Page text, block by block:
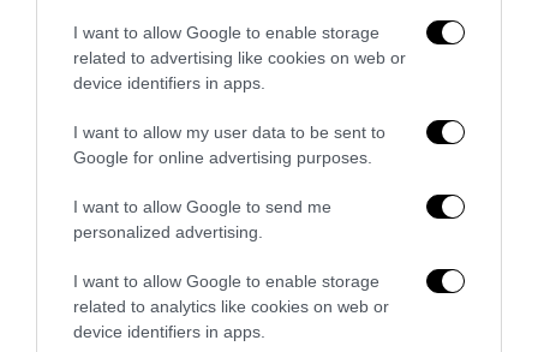
I want to allow Google to enable storage
related to advertising like cookies on web or
device identifiers in apps.
I want to allow my user data to be sent to
Google for online advertising purposes.
I want to allow Google to send me
personalized advertising.
I want to allow Google to enable storage
related to analytics like cookies on web or
device identifiers in apps.